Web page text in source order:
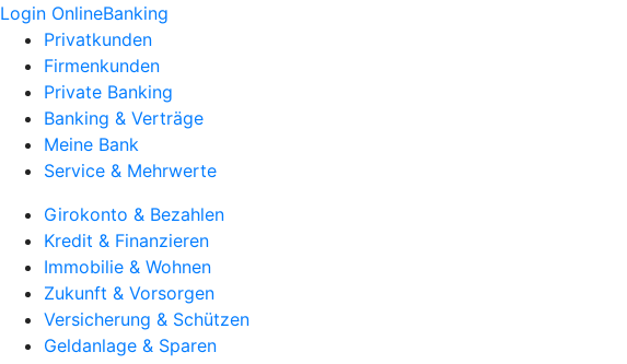
Login OnlineBanking
Privatkunden
Firmenkunden
Private Banking
Banking & Verträge
Meine Bank
Service & Mehrwerte
Girokonto & Bezahlen
Kredit & Finanzieren
Immobilie & Wohnen
Zukunft & Vorsorgen
Versicherung & Schützen
Geldanlage & Sparen